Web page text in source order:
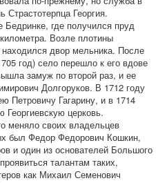
Страстотерпца Георгия.
Бедринке, где получился пруд
Возле плотины
двор мельника. После
год) село перешло к его вдове
замуж по второй раз, и ее
Долгоруков. В 1712 году
Петровичу Гагарину, и в 1714
Георгиевскую церковь.
меняло своих владельцев
был Федор Федорович Кошкин,
и один из основателей Большого
талантам таких,
как Михаил Семенович